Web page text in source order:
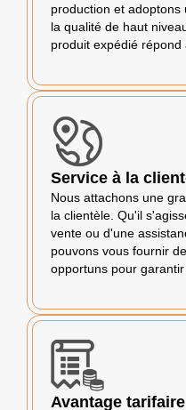
production et
la qualité de haut
produit expédié répond
Service à la
Nous attachons une
la clientèle. Qu'il
vente ou d'une
pouvons vous fournir
opportuns pour garantir
Avantage tarifaire